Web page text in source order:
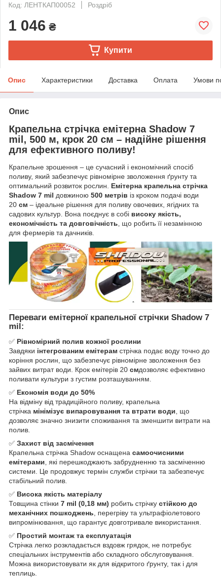
Код: ЛЕНТКАП00052
Роздріб
1 046 ₴
Купити
Опис Характеристики Доставка Оплата Умови
Опис
Крапельна стрічка емітерна Shadow 7
mil, 500 м, крок 20 см – надійне рішення
для ефективного поливу!
Крапельне зрошення – це сучасний і економічний спосіб
поливу, який забезпечує рівномірне зволоження ґрунту та
оптимальний розвиток рослин. Емітерна крапельна стрічка
Shadow 7 mil довжиною 500 метрів із кроком подачі води
20 см – ідеальне рішення для поливу овочевих, ягідних та
садових культур. Вона поєднує в собі високу якість,
економічність та довговічність, що робить її незамінною
для фермерів та дачників.
Переваги емітерної крапельної стрічки Shadow 7
mil:
✅ Рівномірний полив кожної рослини
Завдяки інтегрованим емітерам стрічка подає воду точно до
коріння рослин, що забезпечує рівномірне зволоження без
зайвих витрат води. Крок емітерів 20 смдозволяє ефективно
поливати культури з густим розташуванням.
✅ Економія води до 50%
На відміну від традиційного поливу, крапельна
стрічка мінімізує випаровування та втрати води , що
дозволяє значно знизити споживання та зменшити витрати на
полив.
✅ Захист від засмічення
Крапельна стрічка Shadow оснащена самоочисними
емітерами , які перешкоджають забрудненню та засміченню
системи. Це продовжує термін служби стрічки та забезпечує
стабільний полив.
✅ Висока якість матеріалу
Товщина стінки 7 mil (0,18 мм) робить стрічку стійкою до
механічних пошкоджень , перегріву та ультрафіолетового
випромінювання, що гарантує довготривале використання.
✅ Простий монтаж та експлуатація
Стрічка легко розкладається вздовж грядок, не потребує
спеціальних інструментів або складного обслуговування.
Можна використовувати як для відкритого ґрунту, так і для
теплиць.